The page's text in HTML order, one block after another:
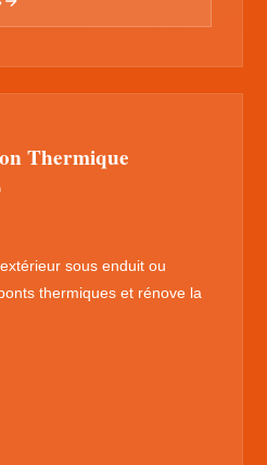
Thermique
sous enduit ou
thermiques et rénove la